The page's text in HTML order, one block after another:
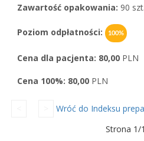
Zawartość opakowania: 90 szt.
Poziom odpłatności: 100%
Cena dla pacjenta: 80,00 PLN
Cena 100%: 80,00 PLN
Wróć do Indeksu
Strona 1/